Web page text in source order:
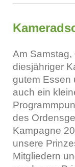
Am
diesjähriger
gutem Essen
auch ein
des
Kampagne
unsere
Mitgliedern